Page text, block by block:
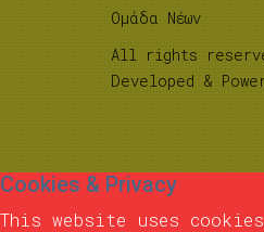
Ομάδα Νέων
All rights
Developed &
Cookies & Privacy
This website uses